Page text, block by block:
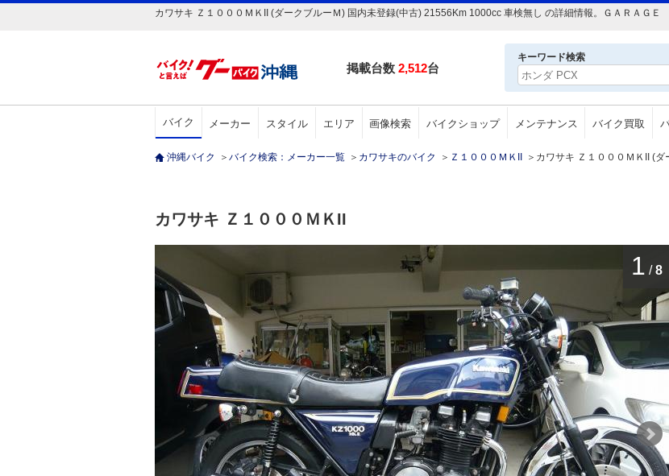
カワサキ Ｚ１０００ＭＫII (ダークブルーＭ) 国内未登録(中古) 21556Km 1000cc 車検無し の詳細情報。ＧＡＲＡＧＥ
掲載台数 2,512台
キーワード検索
バイク メーカー スタイル エリア 画像検索 バイクショップ メンテナンス バイク買取
沖縄バイク ＞ バイク検索：メーカー一覧 ＞ カワサキのバイク ＞ Ｚ１０００ＭＫII ＞ カワサキ Ｚ１０００ＭＫII (
カワサキ Ｚ１０００ＭＫII
1 / 8